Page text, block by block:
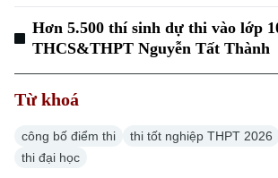
Chuyên mục
Thời sự
Chính trị
Hơn 5.500 thí sinh dự thi vào lớp
THCS&THPT Nguyễn Tất Thành
Từ khoá
công bố điểm thi thi tốt nghiệp THPT 2026
thi đại học